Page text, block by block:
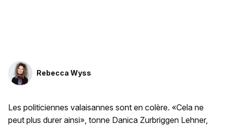
Rebecca Wyss
Les politiciennes valaisannes sont en colère. «Cela ne
peut plus durer ainsi», tonne Danica Zurbriggen Lehner,